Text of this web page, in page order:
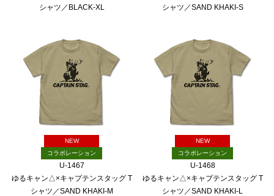
シャツ／BLACK-XL
シャツ／SAND KHAKI-S
NEW
コラボレーション
U-1467
ゆるキャン△×キャプテンスタッグ T
シャツ／SAND KHAKI-M
NEW
コラボレーション
U-1468
ゆるキャン△×キャプテンスタッグ T
シャツ／SAND KHAKI-L